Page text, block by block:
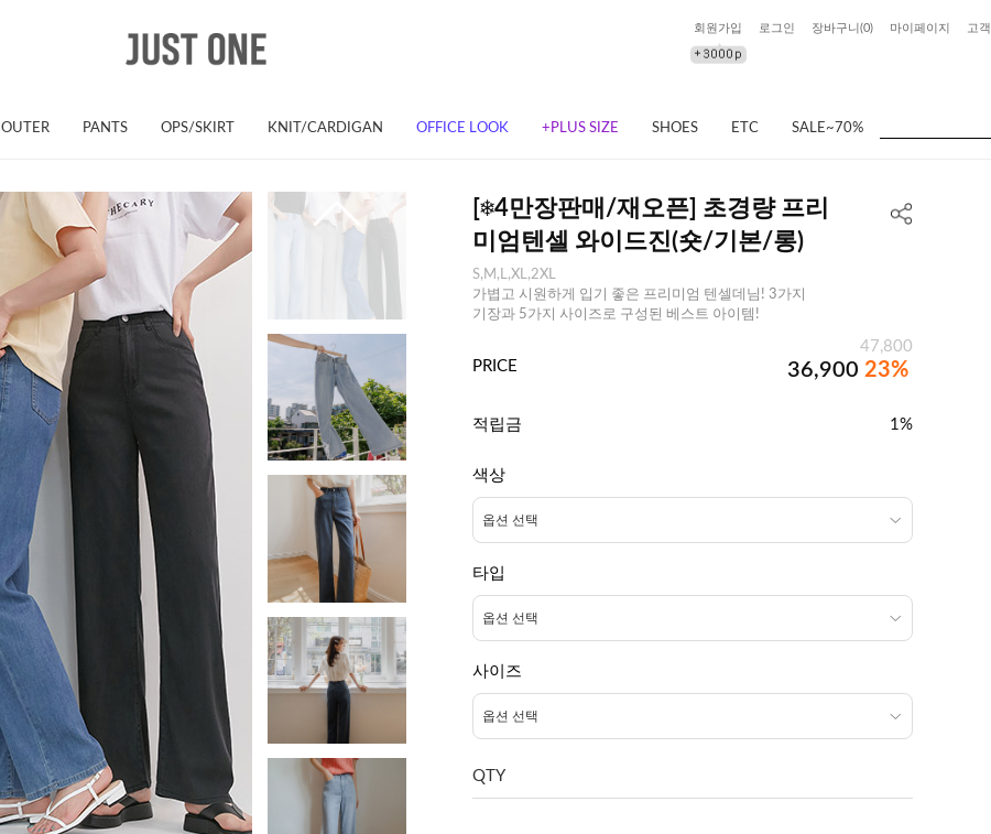
회원가입 로그인 장바구니(0) 마이페이지 고
OUTER PANTS OPS/SKIRT KNIT/CARDIGAN OFFICE LOOK +PLUS SIZE SHOES ETC SALE~70%
[❄️4만장판매/재오픈] 초경량 프리
미엄텐셀 와이드진(숏/기본/롱)
S,M,L,XL,2XL
가볍고 시원하게 입기 좋은 프리미엄 텐셀데님! 3가지
기장과 5가지 사이즈로 구성된 베스트 아이템!
47,800
PRICE
36,900 23%
적립금 1%
색상
타입
사이즈
QTY